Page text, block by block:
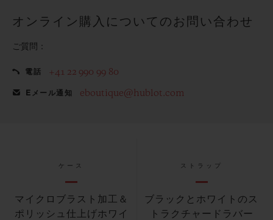
オンライン購入についてのお問い合わせ
ご質問：
電話 +41 22 990 99 80
Eメール通知 eboutique@hublot.com
ケース
マイクロブラスト加工＆
ポリッシュ仕上げホワイ
ストラップ
ブラックとホワイトのス
トラクチャードラバー